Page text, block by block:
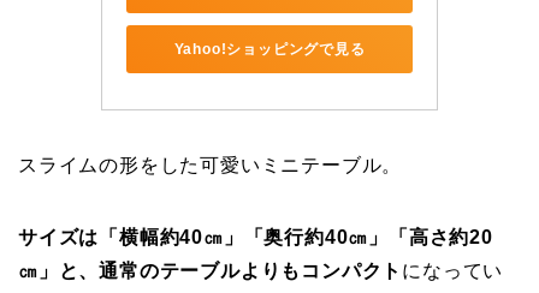
Yahoo!ショッピングで見る
スライムの形をした可愛いミニテーブル。
サイズは「横幅約40㎝」「奥行約40㎝」「高さ約20
㎝」と、通常のテーブルよりもコンパクト になってい